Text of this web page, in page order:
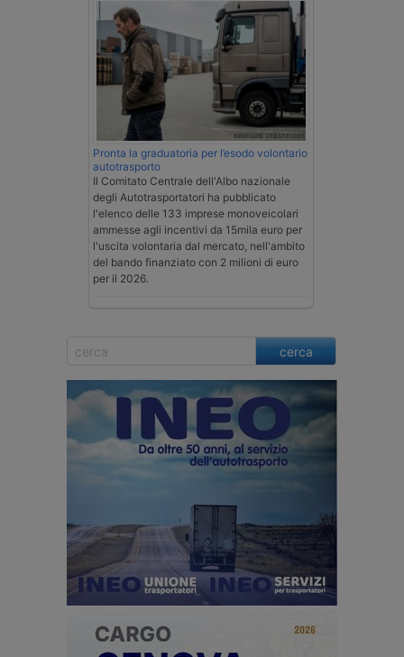
Pronta la graduatoria per l’esodo volontario
autotrasporto
Il Comitato Centrale dell'Albo nazionale
degli Autotrasportatori ha pubblicato
l'elenco delle 133 imprese monoveicolari
ammesse agli incentivi da 15mila euro per
l'uscita volontaria dal mercato, nell'ambito
del bando finanziato con 2 milioni di euro
per il 2026.
cerca